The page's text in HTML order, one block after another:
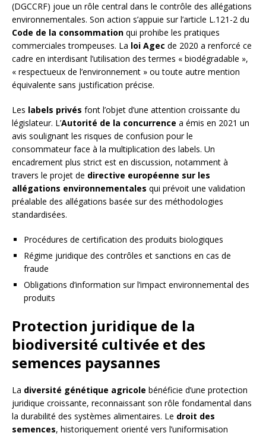
(DGCCRF) joue un rôle central dans le contrôle des allégations
environnementales. Son action s’appuie sur l’article L.121-2 du
Code de la consommation qui prohibe les pratiques
commerciales trompeuses. La loi Agec de 2020 a renforcé ce
cadre en interdisant l’utilisation des termes « biodégradable »,
« respectueux de l’environnement » ou toute autre mention
équivalente sans justification précise.
Les labels privés font l’objet d’une attention croissante du
législateur. L’Autorité de la concurrence a émis en 2021 un
avis soulignant les risques de confusion pour le
consommateur face à la multiplication des labels. Un
encadrement plus strict est en discussion, notamment à
travers le projet de directive européenne sur les
allégations environnementales qui prévoit une validation
préalable des allégations basée sur des méthodologies
standardisées.
Procédures de certification des produits biologiques
Régime juridique des contrôles et sanctions en cas de
fraude
Obligations d’information sur l’impact environnemental des
produits
Protection juridique de la
biodiversité cultivée et des
semences paysannes
La diversité génétique agricole bénéficie d’une protection
juridique croissante, reconnaissant son rôle fondamental dans
la durabilité des systèmes alimentaires. Le droit des
semences, historiquement orienté vers l’uniformisation